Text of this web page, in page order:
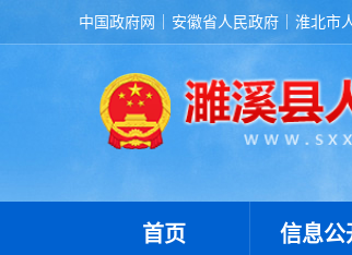
中国政府网 安徽省人民政府 淮北市
首页 信息公